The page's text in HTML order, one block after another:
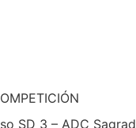
SD 3 – ADC